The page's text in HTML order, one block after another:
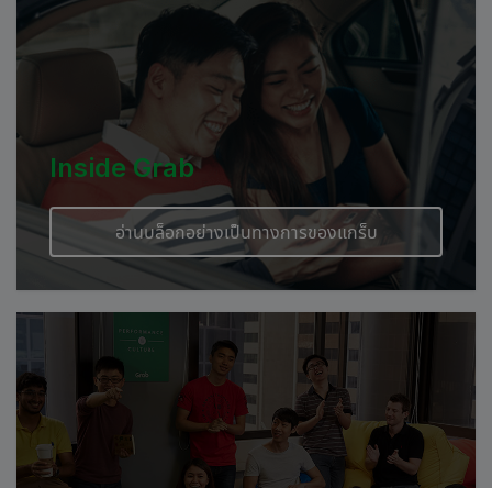
Inside Grab
อ่านบล็อกอย่างเป็นทางการของแกร็บ